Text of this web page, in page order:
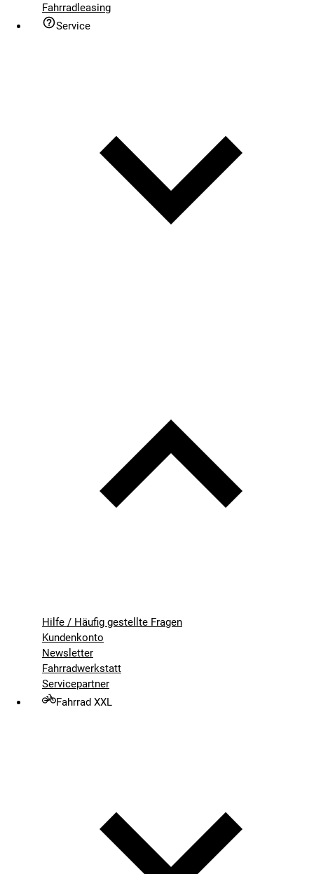
Fahrradleasing
Service
Hilfe / Häufig gestellte Fragen
Kundenkonto
Newsletter
Fahrradwerkstatt
Servicepartner
Fahrrad XXL